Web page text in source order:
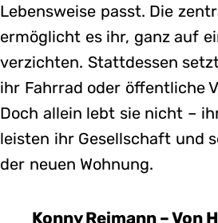
Lebensweise passt. Die
ermöglicht es ihr, ganz auf
verzichten. Stattdessen
ihr Fahrrad oder öffentliche
Doch allein lebt sie nicht –
leisten ihr Gesellschaft und
der neuen Wohnung.
Konny Reimann – Von